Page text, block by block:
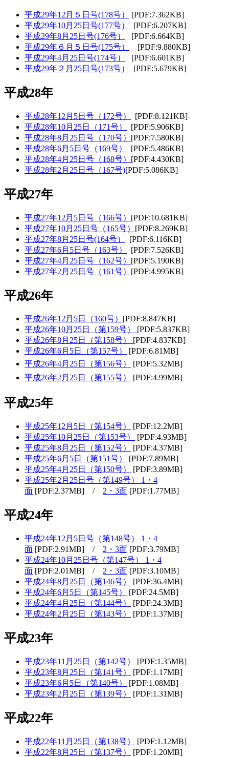
平成29年12月５日号(178号）
[PDF:7.362KB]
平成29年10月25日号(177号）
[PDF:6.207KB]
平成29年8月25日号(176号）
[PDF:6.664KB]
平成29年６月５日号(175号）
[PDF:9.880KB]
平成29年4月25日号(174号）
[PDF:6.601KB]
平成29年２月25日号(173号）
[PDF:5.679KB]
平成28年
平成28年12月5日号（172号）
[PDF:8.121KB]
平成28年10月25日（171号）
[PDF:5.906KB]
平成28年8月25日号（170号） [PDF:7.580KB]
平成28年6月5日号（169号）
[PDF:5.486KB]
平成28年4月25日号（168号） [PDF:4.430KB]
平成28年2月25日号（167号)[PDF:5.086KB]
平成27年
平成27年12月5日号（166号） [PDF:10.681KB]
平成27年10月25日号（165号） [PDF:8.269KB]
平成27年8月25日号(164号）
[PDF:6.116KB]
平成27年6月5日号（163号）
[PDF:7.526KB]
平成27年4月25日号（162号） [PDF:5.190KB]
平成27年2月25日号（161号） [PDF:4.995KB]
平成26年
平成26年12月5日（160号） [PDF:8.847KB]
平成26年10月25日（第159号） [PDF:5.837KB]
平成26年8月25日（第158号） [PDF:4.837KB]
平成26年6月5日（第157号）
[PDF:6.81MB]
平成26年4月25日（第156号）
[PDF:5.32MB]
平成26年2月25日（第155号）
[PDF:4.99MB]
平成25年
平成25年12月5日（第154号）
[PDF:12.2MB]
平成25年10月25日（第153号）
[PDF:4.93MB]
平成25年8月25日（第152号）
[PDF:4.37MB]
平成25年6月5日（第151号）
[PDF:7.89MB]
平成25年4月25日（第150号）
[PDF:3.89MB]
平成25年2月25日号（第149号） 1・4
面 [PDF:2.37MB] / 2・3面 [PDF:1.77MB]
平成24年
平成24年12月5日号（第148号） 1・4
面 [PDF:2.91MB] / 2・3面 [PDF:3.79MB]
平成24年10月25日号（第147号） 1・4
面 [PDF:2.01MB] / 2・3面 [PDF:3.10MB]
平成24年8月25日（第146号）
[PDF:36.4MB]
平成24年6月5日（第145号）
[PDF:24.5MB]
平成24年4月25日（第144号）
[PDF:24.3MB]
平成24年2月25日（第143号）
[PDF:1.37MB]
平成23年
平成23年11月25日（第142号）
[PDF:1.35MB]
平成23年8月25日（第141号）
[PDF:1.17MB]
平成23年6月5日（第140号）
[PDF:1.08MB]
平成23年2月25日（第139号）
[PDF:1.31MB]
平成22年
平成22年11月25日（第138号）
[PDF:1.12MB]
平成22年8月25日（第137号）
[PDF:1.20MB]